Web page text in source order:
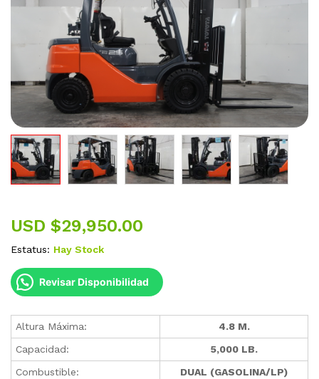
USD $29,950.00
Estatus: Hay Stock
Revisar Disponibilidad
Altura Máxima:
4.8 M.
Capacidad:
5,000 LB.
Combustible:
DUAL (GASOLINA/LP)